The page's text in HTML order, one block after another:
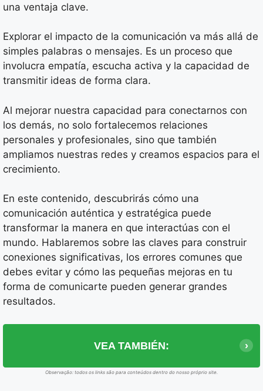
una ventaja clave.
Explorar el impacto de la comunicación va más allá de
simples palabras o mensajes. Es un proceso que
involucra empatía, escucha activa y la capacidad de
transmitir ideas de forma clara.
Al mejorar nuestra capacidad para conectarnos con
los demás, no solo fortalecemos relaciones
personales y profesionales, sino que también
ampliamos nuestras redes y creamos espacios para el
crecimiento.
En este contenido, descubrirás cómo una
comunicación auténtica y estratégica puede
transformar la manera en que interactúas con el
mundo. Hablaremos sobre las claves para construir
conexiones significativas, los errores comunes que
debes evitar y cómo las pequeñas mejoras en tu
forma de comunicarte pueden generar grandes
resultados.
VEA TAMBIÉN:
Observação: todos os links são para conteúdos dentro do nosso próprio site.